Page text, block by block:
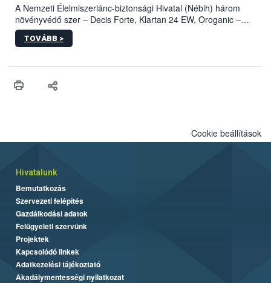
A Nemzeti Élelmiszerlánc-biztonsági Hivatal (Nébih) három
növényvédő szer – Decis Forte, Klartan 24 EW, Oroganic –
engedélyokiratát módosította, így azok a szüretet követően,
egészen a vesszőérettség (BBCH 91) stádiumáig
érésű szőlőkben is legyen lehetőség a károsító elleni további
felhasználók számára is elérhető és ökológiai termesztésben is
TOVÁBB >
Cookie beállítások
Hivatalunk
Bemutatkozás
Szervezeti felépítés
Gazdálkodási adatok
Felügyeleti szervünk
Projektek
Kapcsolódó linkek
Adatkezelési tájékoztató
Akadálymentességi nyilatkozat